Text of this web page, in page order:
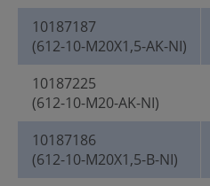
10187187
(612-10-M20X1,5-AK-NI)
10187225
(612-10-M20-AK-NI)
10187186
(612-10-M20X1,5-B-NI)